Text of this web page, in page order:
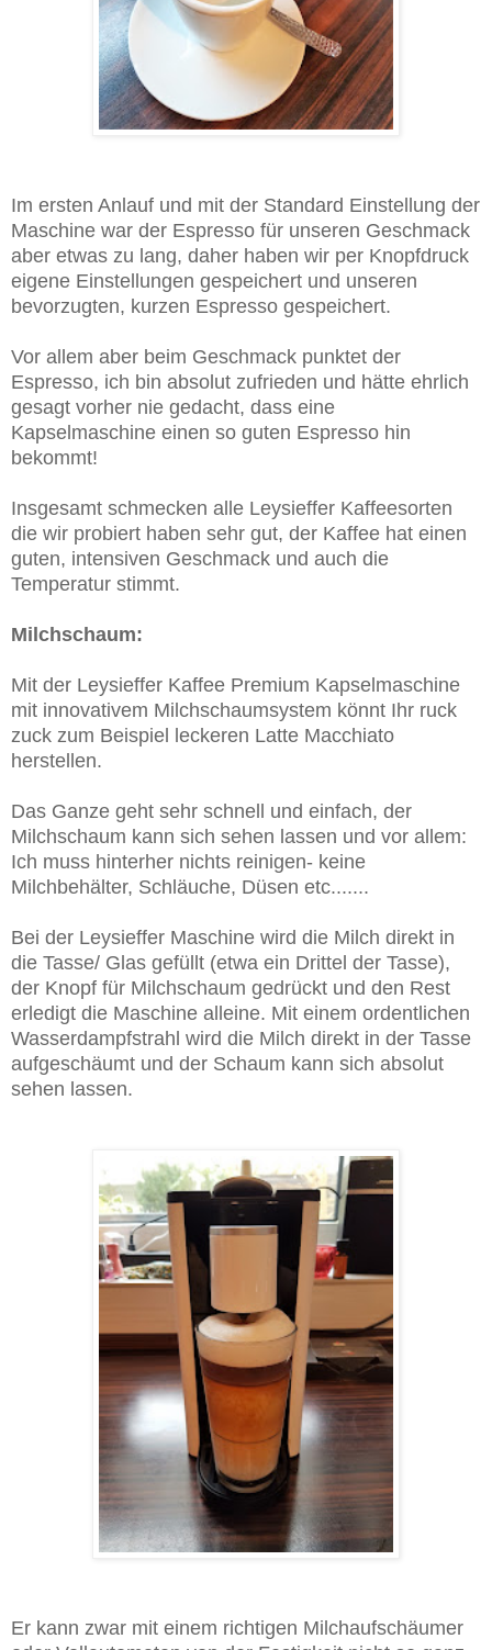
Im ersten Anlauf und mit der Standard Einstellung der
Maschine war der Espresso für unseren Geschmack
aber etwas zu lang, daher haben wir per Knopfdruck
eigene Einstellungen gespeichert und unseren
bevorzugten, kurzen Espresso gespeichert.
Vor allem aber beim Geschmack punktet der
Espresso, ich bin absolut zufrieden und hätte ehrlich
gesagt vorher nie gedacht, dass eine
Kapselmaschine einen so guten Espresso hin
bekommt!
Insgesamt schmecken alle Leysieffer Kaffeesorten
die wir probiert haben sehr gut, der Kaffee hat einen
guten, intensiven Geschmack und auch die
Temperatur stimmt.
Milchschaum:
Mit der Leysieffer Kaffee Premium Kapselmaschine
mit innovativem Milchschaumsystem könnt Ihr ruck
zuck zum Beispiel leckeren Latte Macchiato
herstellen.
Das Ganze geht sehr schnell und einfach, der
Milchschaum kann sich sehen lassen und vor allem:
Ich muss hinterher nichts reinigen- keine
Milchbehälter, Schläuche, Düsen etc.......
Bei der Leysieffer Maschine wird die Milch direkt in
die Tasse/ Glas gefüllt (etwa ein Drittel der Tasse),
der Knopf für Milchschaum gedrückt und den Rest
erledigt die Maschine alleine. Mit einem ordentlichen
Wasserdampfstrahl wird die Milch direkt in der Tasse
aufgeschäumt und der Schaum kann sich absolut
sehen lassen.
Er kann zwar mit einem richtigen Milchaufschäumer